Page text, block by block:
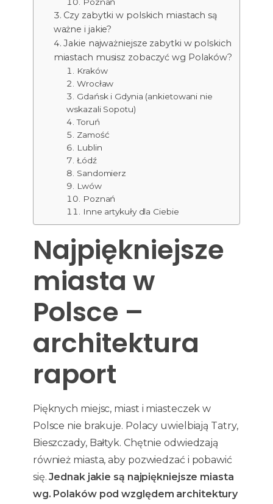
Czy zabytki w polskich miastach są
ważne i jakie?
Jakie najważniejsze zabytki w polskich
miastach musisz zobaczyć wg Polaków?
Kraków
Wrocław
Gdańsk i Gdynia (ankietowani nie
wskazali Sopotu)
Toruń
Zamość
Lublin
Łódź
Sandomierz
Lwów
Poznań
Inne artykuły dla Ciebie
Najpiękniejsze
miasta w
Polsce –
architektura
raport
Pięknych miejsc, miast i miasteczek w
Polsce nie brakuje. Polacy uwielbiają Tatry,
Bieszczady, Bałtyk. Chętnie odwiedzają
również miasta, aby pozwiedzać i pobawić
się.Jednak jakie są najpiękniejsze miasta
wg. Polaków pod względem architektury